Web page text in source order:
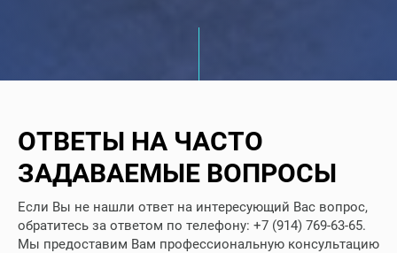
ОТВЕТЫ НА ЧАСТО
ЗАДАВАЕМЫЕ ВОПРОСЫ
Если Вы не нашли ответ на интересующий Вас вопрос,
обратитесь за ответом по телефону: +7 (914) 769-63-65.
Мы предоставим Вам профессиональную консультацию